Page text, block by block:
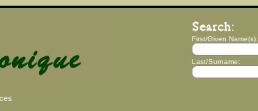
First/Given Name(s):
Last/Surname: